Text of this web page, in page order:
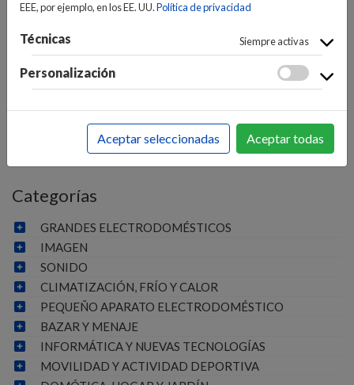
INICIO>INFORMÁTICA Y NUEVAS TECNOLOGÍAS>
SMARTPHONES / TELÉFONOS
SMARTPHONES Y
SMARTPHONES
Categorías
GRANDES ELECTRODOMÉSTICOS
IMAGEN
SONIDO
CLIMATIZACIÓN, FRÍO Y CALOR
PEQUEÑO APARATO ELECTRODOMÉSTICO
BAZAR Y MENAJE
INFORMÁTICA Y NUEVAS TECNOLOGÍAS
MOVILIDAD Y ACTIVIDAD DEPORTIVA
EEE, por ejemplo, en los EE. UU.Política de privacidad
Técnicas Siempre activas
Personalización
Aceptar seleccionadas Aceptar todas